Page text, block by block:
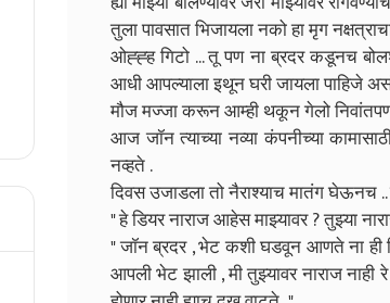
तुला पावसात भिजायला नको हा मृग
ओह्ह्ह गिटो ... तू पण ना ब्रदर कडूनच
आधी आपल्याला इथून घरी जायला पाहिजे असं
मौज मज्जा करून आम्ही थकून गेलो
आज जॉन त्याच्या नव्या कंपनीच्या
नव्हते .
दिवस उजाडला तो नैराश्याच मातंग घेऊनच
" हे डियर नाराज आहेस माझ्यावर ? तुझ्या
" जॉन ब्रदर , भेट कशी घडवून आणते ना ही
आपली भेट झाली , मी तुझ्यावर नाराज